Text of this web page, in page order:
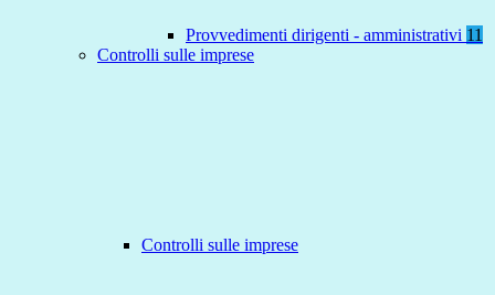
Provvedimenti dirigenti - amministrativi 11
Controlli sulle imprese
Controlli sulle imprese